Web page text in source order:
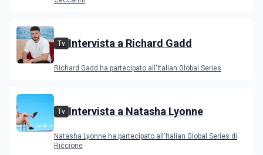
Tv Intervista a Richard Gadd
Richard Gadd ha partecipato all'Italian Global Series
Tv Intervista a Natasha Lyonne
Natasha Lyonne ha partecipato all'Italian Global Series di
Riccione